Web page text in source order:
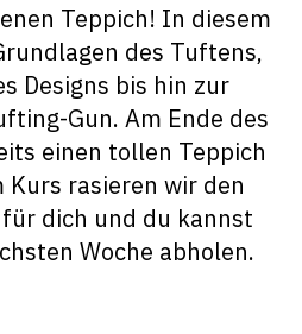
Teppich! In diesem
des Tuftens,
Designs bis hin zur
Gun. Am Ende des
einen tollen Teppich
Kurs rasieren wir den
dich und du kannst
Woche abholen.